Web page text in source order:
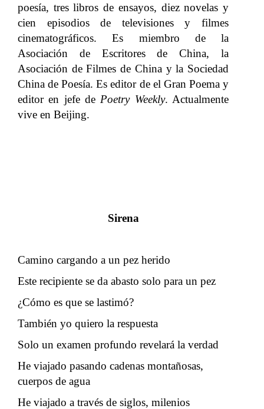
poesía, tres libros de ensayos, diez novelas y
cien episodios de televisiones y filmes
cinematográficos. Es miembro de la
Asociación de Escritores de China, la
Asociación de Filmes de China y la Sociedad
China de Poesía. Es editor de el Gran Poema y
editor en jefe de Poetry Weekly. Actualmente
vive en Beijing.
Sirena
Camino cargando a un pez herido
Este recipiente se da abasto solo para un pez
¿Cómo es que se lastimó?
También yo quiero la respuesta
Solo un examen profundo revelará la verdad
He viajado pasando cadenas montañosas,
cuerpos de agua
He viajado a través de siglos, milenios